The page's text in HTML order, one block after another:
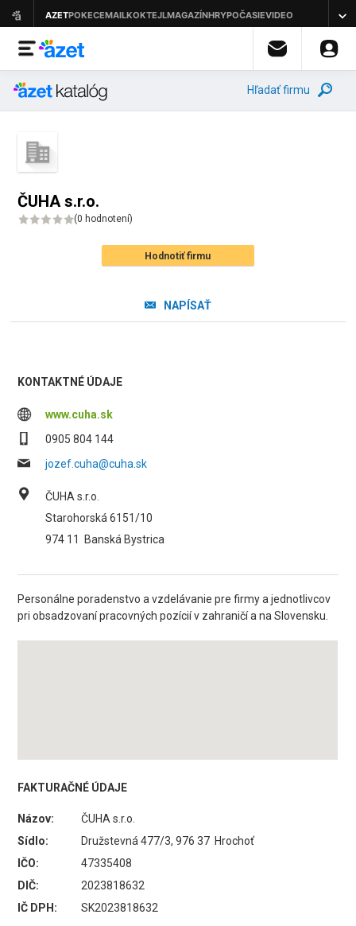
Hľadať firmu
ČUHA s.r.o.
(0 hodnotení)
Hodnotiť firmu
NAPÍSAŤ
KONTAKTNÉ ÚDAJE
www.cuha.sk
0905 804 144
jozef.cuha@cuha.sk
ČUHA s.r.o.
Starohorská 6151/10
974 11
Banská Bystrica
Personálne poradenstvo a vzdelávanie pre firmy a jednotlivcov
pri obsadzovaní pracovných pozícií v zahraničí a na Slovensku.
FAKTURAČNÉ ÚDAJE
Názov:
ČUHA s.r.o.
Sídlo:
Družstevná 477/3, 976 37 Hrochoť
IČO:
47335408
DIČ:
2023818632
IČ DPH:
SK2023818632